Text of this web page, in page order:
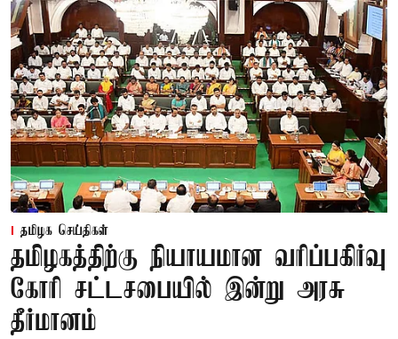
தமிழக செய்திகள்
தமிழகத்திற்கு நியாயமான வரிப்பகிர்வு
கோரி சட்டசபையில் இன்று அரசு
தீர்மானம்